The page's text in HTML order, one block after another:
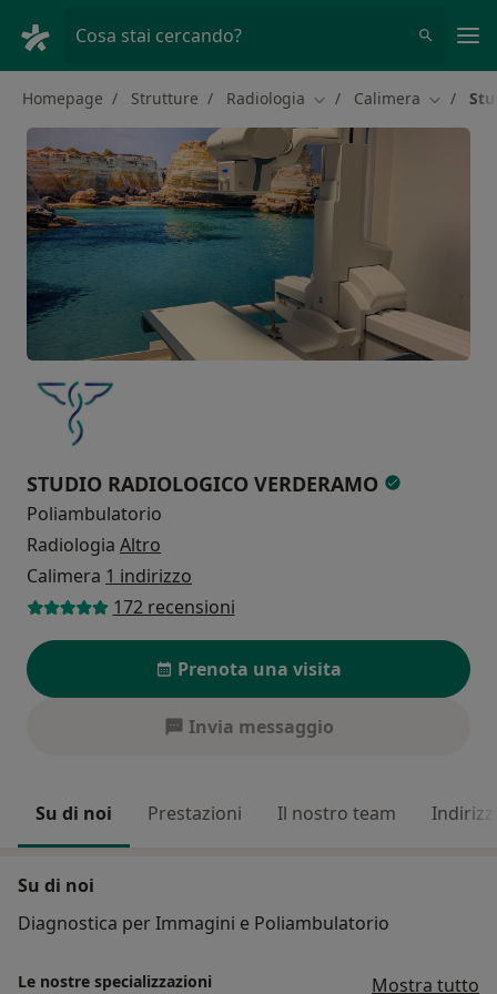
Cosa stai cercando?
Homepage Strutture Radiologia Cambia città
Calimera Cambia
STUDIO RADIOLOGICO VERDERAMO
Poliambulatorio
Radiologia Altro
Calimera 1 indirizzo
172 recensioni
Prenota una visita
Invia messaggio
Su di noi Prestazioni Il nostro team Indirizzi
Su di noi
Diagnostica per Immagini e Poliambulatorio
Le nostre specializzazioni Mostra tutto